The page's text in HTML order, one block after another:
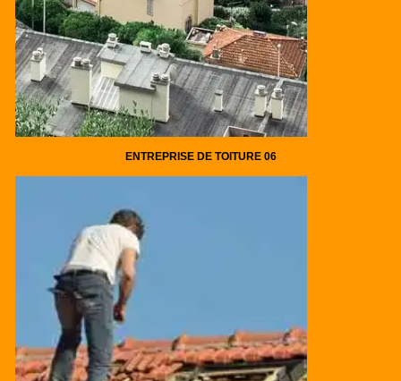
ENTREPRISE DE TOITURE 06